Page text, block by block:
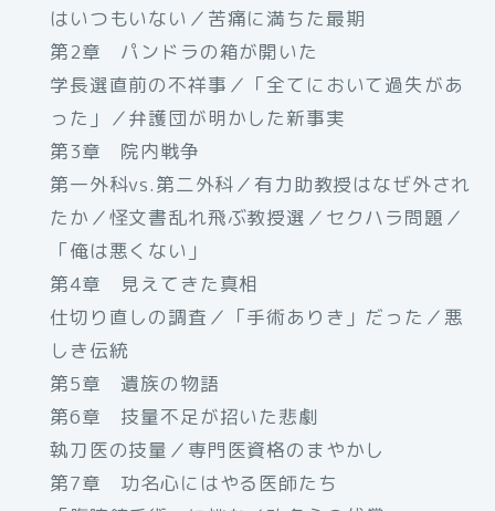
はいつもいない／苦痛に満ちた最期
第2章 パンドラの箱が開いた
学長選直前の不祥事／「全てにおいて過失があ
った」／弁護団が明かした新事実
第3章 院内戦争
第一外科vs.第二外科／有力助教授はなぜ外され
たか／怪文書乱れ飛ぶ教授選／セクハラ問題／
「俺は悪くない」
第4章 見えてきた真相
仕切り直しの調査／「手術ありき」だった／悪
しき伝統
第5章 遺族の物語
第6章 技量不足が招いた悲劇
執刀医の技量／専門医資格のまやかし
第7章 功名心にはやる医師たち